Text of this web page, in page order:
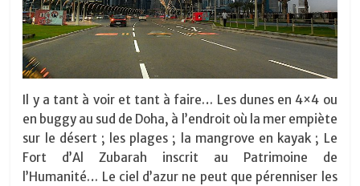
Il y a tant à voir et tant à faire… Les dunes en 4×4 ou
en buggy au sud de Doha, à l’endroit où la mer empiète
sur le désert ; les plages ; la mangrove en kayak ; Le
Fort d’Al Zubarah inscrit au Patrimoine de
l’Humanité… Le ciel d’azur ne peut que pérenniser les